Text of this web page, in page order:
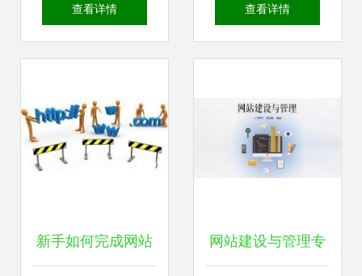
本要求详解
查看详情 查看详情
新手如何完成网站 网站建设与管理专